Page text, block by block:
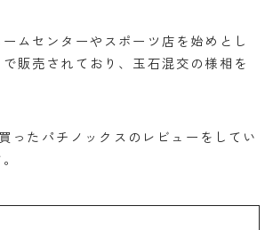
ドライバッグ ハンドルカバー
クサークル バイク整備
ヘルメット マークX
ド
ムセンターやスポーツ店を始めとし
販売されており、玉石混交の様相を
ったパチノックスのレビューをしてい